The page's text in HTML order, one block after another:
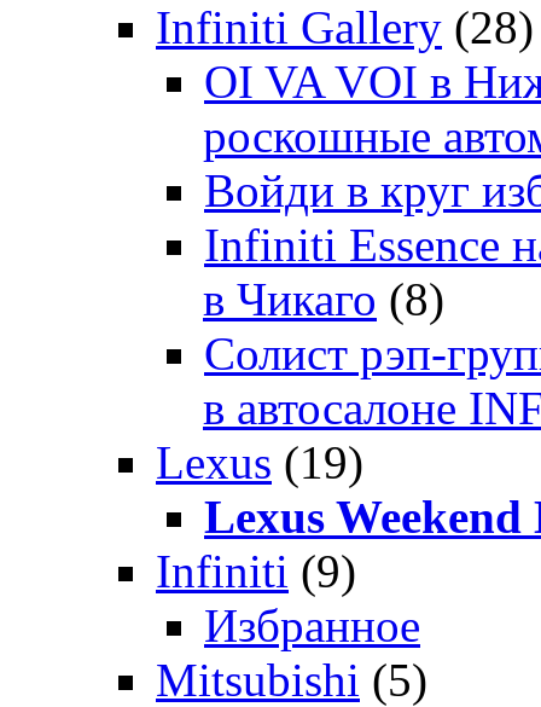
Infiniti Gallery (28)
OI VA VOI в
роскошные
Войди в круг
Infiniti Essence
в Чикаго (8)
Солист рэп-
в автосалоне
Lexus (19)
Lexus Weekend
Infiniti (9)
Избранное
Mitsubishi (5)